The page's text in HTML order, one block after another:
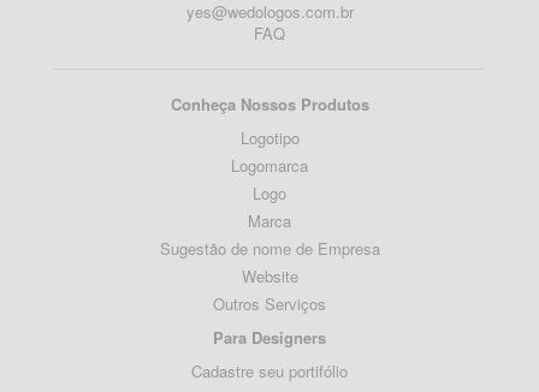
yes@wedologos.com.br
FAQ
Conheça Nossos Produtos
Logotipo
Logomarca
Logo
Marca
Sugestão de nome de Empresa
Website
Outros Serviços
Para Designers
Cadastre seu portifólio